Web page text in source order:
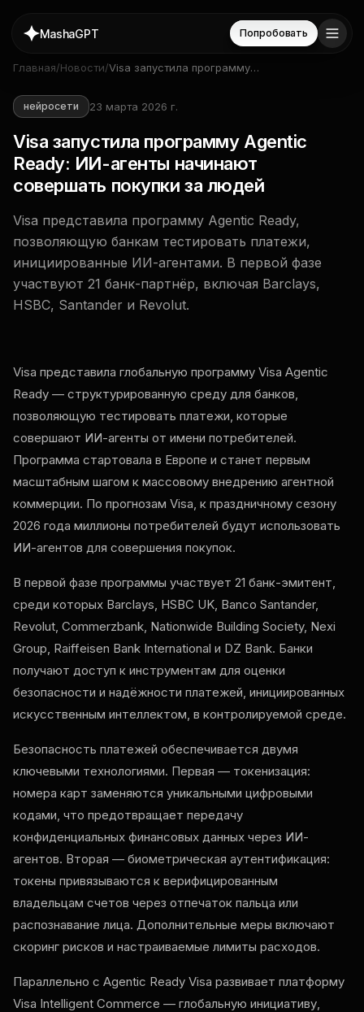
MashaGPT Попробовать
Главная/Новости/Visa запустила программу
за людей
нейросети 23 марта 2026 г.
Visa запустила программу Agentic
Ready: ИИ-агенты начинают
совершать покупки за людей
Visa представила программу Agentic Ready,
позволяющую банкам тестировать платежи,
инициированные ИИ-агентами. В первой фазе
участвуют 21 банк-партнёр, включая Barclays,
HSBC, Santander и Revolut.
Visa представила глобальную программу Visa Agentic
Ready — структурированную среду для банков,
позволяющую тестировать платежи, которые
совершают ИИ-агенты от имени потребителей.
Программа стартовала в Европе и станет первым
масштабным шагом к массовому внедрению агентной
коммерции. По прогнозам Visa, к праздничному сезону
2026 года миллионы потребителей будут использовать
ИИ-агентов для совершения покупок.
В первой фазе программы участвует 21 банк-эмитент,
среди которых Barclays, HSBC UK, Banco Santander,
Revolut, Commerzbank, Nationwide Building Society, Nexi
Group, Raiffeisen Bank International и DZ Bank. Банки
получают доступ к инструментам для оценки
безопасности и надёжности платежей, инициированных
искусственным интеллектом, в контролируемой среде.
Безопасность платежей обеспечивается двумя
ключевыми технологиями. Первая — токенизация:
номера карт заменяются уникальными цифровыми
кодами, что предотвращает передачу
конфиденциальных финансовых данных через ИИ-
агентов. Вторая — биометрическая аутентификация:
токены привязываются к верифицированным
владельцам счетов через отпечаток пальца или
распознавание лица. Дополнительные меры включают
скоринг рисков и настраиваемые лимиты расходов.
Параллельно с Agentic Ready Visa развивает платформу
Visa Intelligent Commerce — глобальную инициативу,